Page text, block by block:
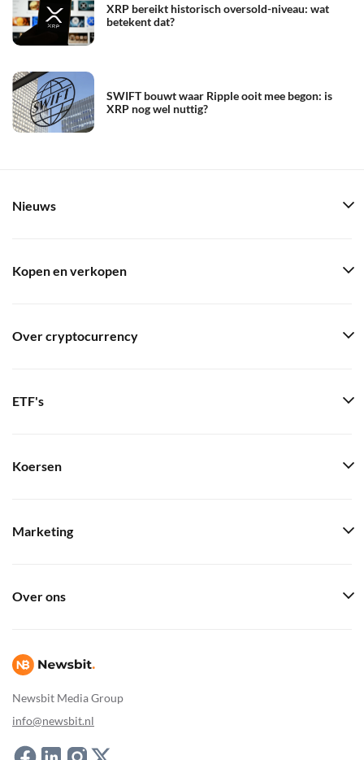
XRP bereikt historisch oversold-niveau: wat
betekent dat?
SWIFT bouwt waar Ripple ooit mee begon: is
XRP nog wel nuttig?
Newsbit Media Group
info@newsbit.nl
Nieuws
Kopen en verkopen
Over cryptocurrency
ETF's
Koersen
Marketing
Over ons